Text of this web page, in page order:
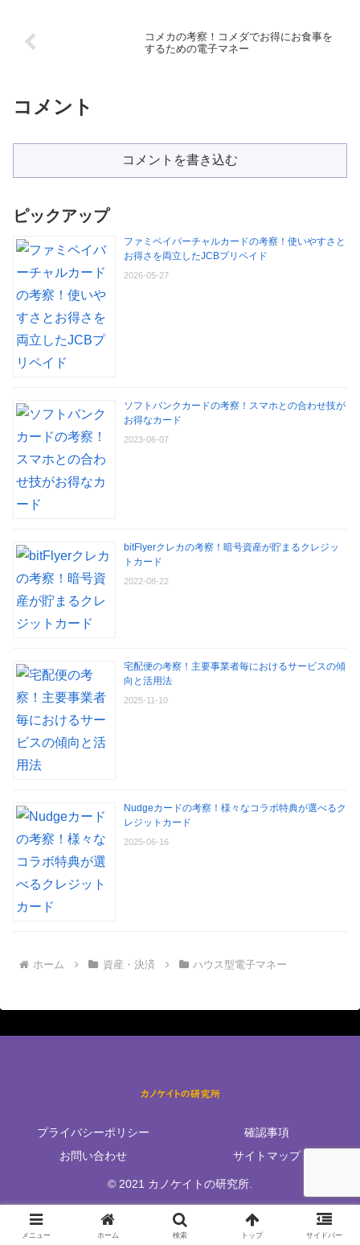
コメカの考察！コメダでお得にお食事を
するための電子マネー
コメント
コメントを書き込む
ピックアップ
ファミペイバーチャルカードの考察！使いやすさと
お得さを両立したJCBプリペイド
2026-05-27
ソフトバンクカードの考察！スマホとの合わせ技が
お得なカード
2023-06-07
bitFlyerクレカの考察！暗号資産が貯まるクレジッ
トカード
2022-08-22
宅配便の考察！主要事業者毎におけるサービスの傾
向と活用法
2025-11-10
Nudgeカードの考察！様々なコラボ特典が選べるク
レジットカード
2025-06-16
ホーム 資産・決済 ハウス型電子マネー
プライバシーポリシー
確認事項
お問い合わせ
サイトマップ
© 2021 カノケイトの研究所.
メニュー ホーム 検索 トップ サイドバー